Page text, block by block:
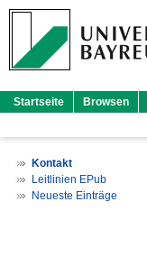
Startseite Browsen
Kontakt
Leitlinien EPub
Neueste Einträge